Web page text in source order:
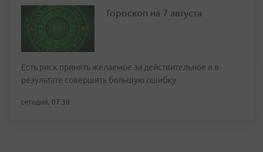
Гороскоп на 7 августа
Есть риск принять желаемое за действительное и в
результате совершить большую ошибку
сегодня, 07:38